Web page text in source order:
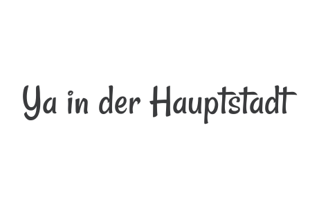
Ya in der Hauptstadt